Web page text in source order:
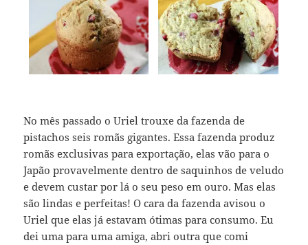
No mês passado o Uriel trouxe da fazenda de
pistachos seis romãs gigantes. Essa fazenda produz
romãs exclusivas para exportação, elas vão para o
Japão provavelmente dentro de saquinhos de veludo
e devem custar por lá o seu peso em ouro. Mas elas
são lindas e perfeitas! O cara da fazenda avisou o
Uriel que elas já estavam ótimas para consumo. Eu
dei uma para uma amiga, abri outra que comi